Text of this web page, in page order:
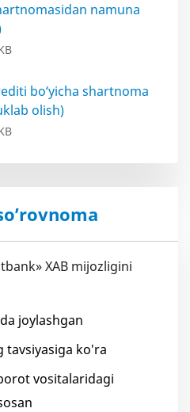
namuna
bo‘yicha shartnoma
olish)
XAB mijozligini
joylashgan
tavsiyasiga ko'ra
vositalaridagi